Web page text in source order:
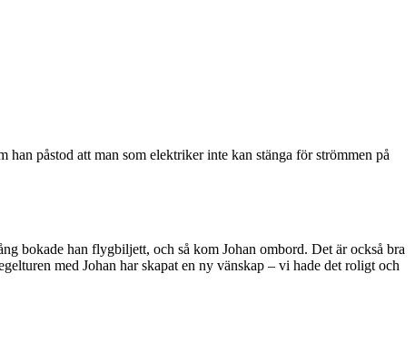
påstod att man som elektriker inte kan stänga för strömmen på
bokade han flygbiljett, och så kom Johan ombord. Det är också bra
med Johan har skapat en ny vänskap – vi hade det roligt och